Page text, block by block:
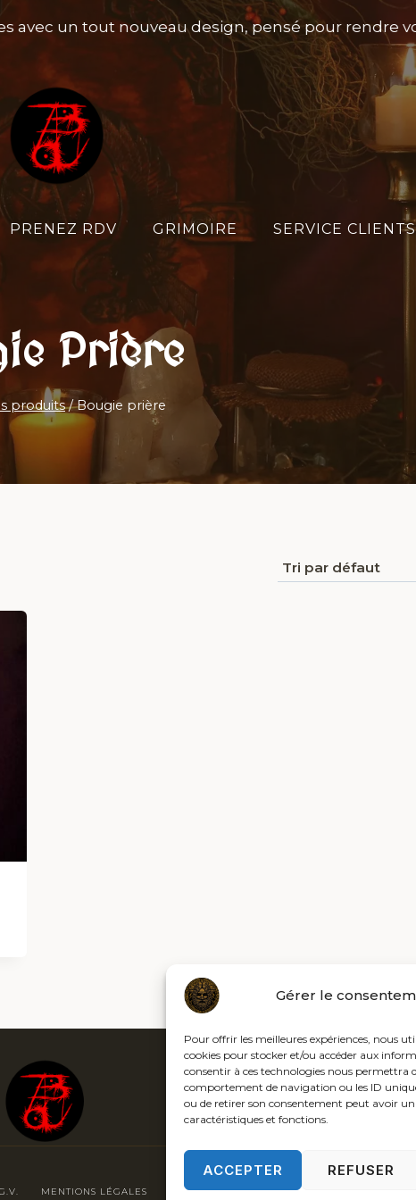
Gérer le
Pour offrir les meilleures expériences, nous
cookies pour stocker et/ou accéder aux
consentir à ces technologies nous permettra
comportement de navigation ou les ID
ou de retirer son consentement peut avoir
caractéristiques et fonctions.
ACCEPTER REFUSER
un tout nouveau design, pensé pour rendre
PRENEZ RDV GRIMOIRE SERVICE CLIENTS
Prière
produits / Bougie prière
MENTIONS LÉGALES POLITIQUE DE COOKIES (UE)